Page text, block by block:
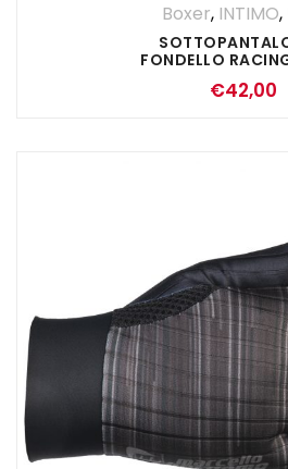
Boxer, INTIMO,
FONDELLO
NERO
€42,00